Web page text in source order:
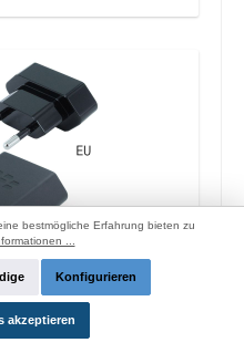
13.5W
läd alle Smartphones
bestmögliche Erfahrung bieten zu
...
Konfigurieren
akzeptieren